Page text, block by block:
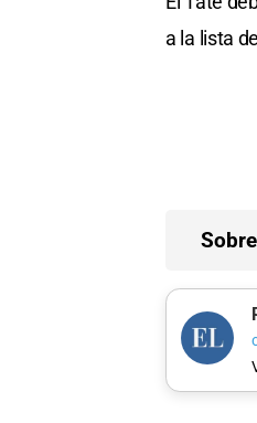
a la lista